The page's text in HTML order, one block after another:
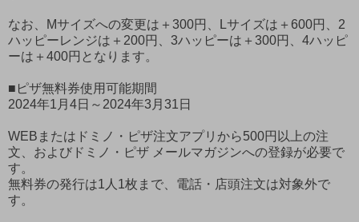
なお、Mサイズへの変更は＋300円、Lサイズは＋600円、2
ハッピーレンジは＋200円、3ハッピーは＋300円、4ハッピ
ーは＋400円となります。
■ピザ無料券使用可能期間
2024年1月4日～2024年3月31日
WEBまたはドミノ・ピザ注文アプリから500円以上の注
文、およびドミノ・ピザ メールマガジンへの登録が必要で
す。
無料券の発行は1人1枚まで、電話・店頭注文は対象外で
す。